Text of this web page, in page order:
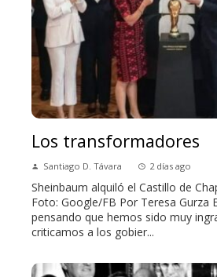
Los transformadores
Santiago D. Távara 2 días ago
Sheinbaum alquiló el Castillo de
Foto: Google/FB Por Teresa Gurza
pensando que hemos sido muy
criticamos a los gobier...